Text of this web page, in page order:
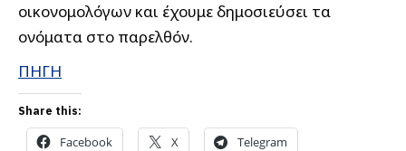
οικονομολόγων και έχουμε δημοσιεύσει τα
ονόματα στο παρελθόν.
ΠΗΓΗ
Share this:
Facebook X Telegram